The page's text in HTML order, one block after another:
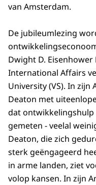
van Amsterdam.
De jubileumlezing
Dwight D.
International Affairs
University (VS). In zijn
Deaton met
dat ontwikkelingshulp
gemeten - veelal
Deaton, die zich
sterk geëngageerd
in arme landen, ziet
volop kansen. In zijn